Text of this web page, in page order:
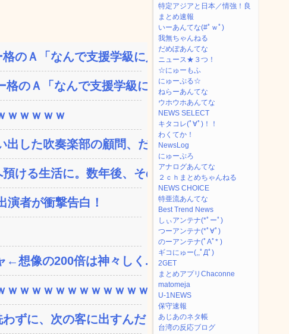
のＡ「なんで支援学級に入れ...
格のＡ「なんで支援学級に入...
ｗｗｗｗｗ
出した吹奏楽部の顧問、だが...
ける生活に。数年後、そのツ...
演者が衝撃告白！
←想像の200倍は神々しく...
ｗｗｗｗｗｗｗｗｗｗｗｗｗ...
ずに、次の客に出すんだ！ ...
特定アジアと日本／情強！良
まとめ速報
いーあんてな(#ﾟｗﾟ)
我無ちゃんねる
だめぽあんてな
ニュース★３つ！
☆にゅーもふ
にゅーぷる☆
ねらーあんてな
ウホウホあんてな
NEWS SELECT
キタコレ(ﾟ∀ﾟ)！！
わくてか！
NewsLog
にゅーぷろ
アナログあんてな
２ｃｈまとめちゃんねる
NEWS CHOICE
特亜流あんてな
Best Trend News
しぃアンテナ(*ﾟーﾟ)
つーアンテナ(*ﾟ∀ﾟ)
のーアンテナ(ﾟAﾟ* )
ギコにゅー(,,ﾟДﾟ)
2GET
まとめアプリChaconne
matomeja
U-1NEWS
保守速報
あじあのネタ帳
台湾の反応ブログ